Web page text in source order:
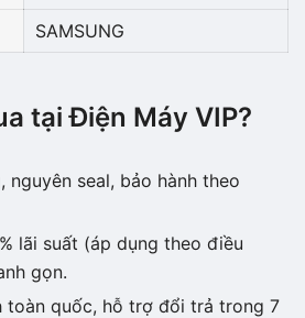
SAMSUNG
tại Điện Máy VIP?
nguyên seal, bảo hành theo
lãi suất (áp dụng theo điều
gọn.
toàn quốc, hỗ trợ đổi trả trong 7